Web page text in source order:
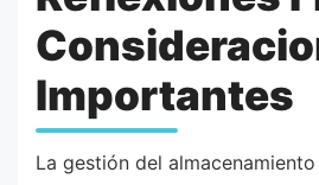
Importantes
La gestión del